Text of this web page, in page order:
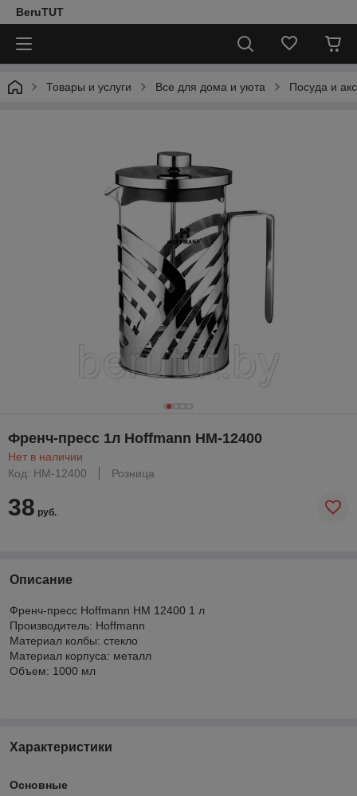
BeruTUT
Товары и услуги Все для дома и уюта Посуда и
Френч-пресс 1л Hoffmann HM-12400
Нет в наличии
Код: HM-12400
Розница
38 руб.
Описание
Френч-пресс Hoffmann НМ 12400 1 л
Производитель: Hoffmann
Материал колбы: стекло
Материал корпуса: металл
Объем: 1000 мл
Характеристики
Основные